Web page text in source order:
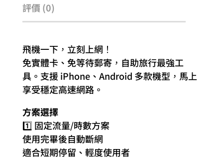
評價 (0)
飛機一下，立刻上網！
免實體卡、免等待郵寄，自助旅行最強工
具。支援 iPhone、Android 多款機型，馬上
享受穩定高速網路。
方案選擇
1️⃣ 固定流量/時數方案
使用完畢後自動斷網
適合短期停留、輕度使用者